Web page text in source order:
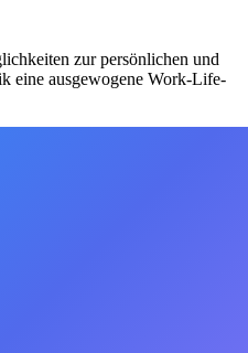
zur persönlichen und
eine ausgewogene Work-Life-